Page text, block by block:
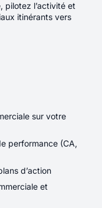
l’Associée en
aux
Vous
et un
exceptionnels
< 3 ans
- H/F/X
pilotez l’activité et
itinérants vers
sur votre
performance (CA,
d’action
et